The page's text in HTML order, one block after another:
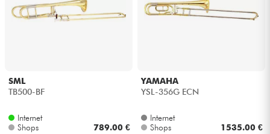
SML
TB500-BF
Internet
Shops
789.00 €
YAMAHA
YSL-356G ECN
Internet
Shops
1535.00 €